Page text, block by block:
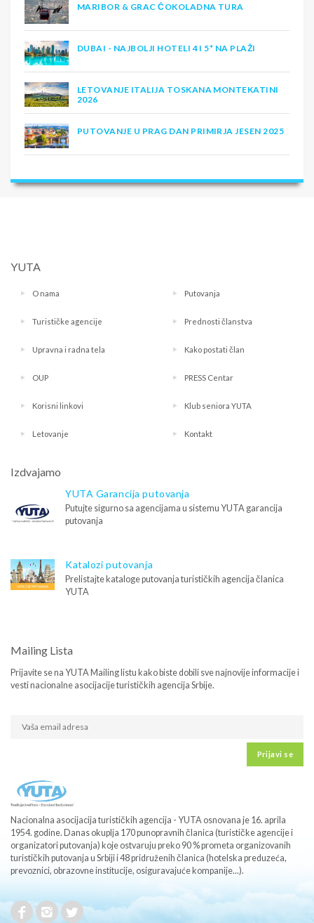
MARIBOR & GRAC ČOKOLADNA TURA
DUBAI - NAJBOLJI HOTELI 4 I 5* NA PLAŽI
LETOVANJE ITALIJA TOSKANA MONTEKATINI
2026
PUTOVANJE U PRAG DAN PRIMIRJA JESEN 2025
YUTA
O nama Putovanja
Turističke agencije Prednosti članstva
Upravna i radna tela Kako postati član
OUP PRESS Centar
Korisni linkovi Klub seniora YUTA
Letovanje Kontakt
Izdvajamo
YUTA Garancija putovanja
Putujte sigurno sa agencijama u sistemu YUTA garancija
putovanja
Katalozi putovanja
Prelistajte kataloge putovanja turističkih agencija članica
YUTA
Mailing Lista
Prijavite se na YUTA Mailing listu kako biste dobili sve najnovije informacije i
vesti nacionalne asocijacije turističkih agencija Srbije.
Prijavi se
Nacionalna asocijacija turističkih agencija - YUTA osnovana je 16. aprila
1954. godine. Danas okuplja 170 punopravnih članica (turističke agencije i
organizatori putovanja) koje ostvaruju preko 90 % prometa organizovanih
turističkih putovanja u Srbiji i 48 pridruženih članica (hotelska preduzeća,
prevoznici, obrazovne institucije, osiguravajuće kompanije...).